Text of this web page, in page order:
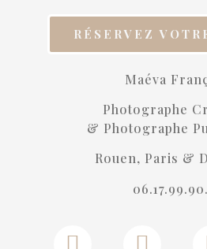
RÉSERVEZ
Maéva
Photographe
& Photographe
Rouen, Paris &